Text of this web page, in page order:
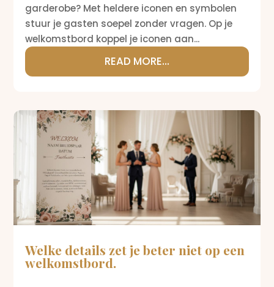
garderobe? Met heldere iconen en symbolen
stuur je gasten soepel zonder vragen. Op je
welkomstbord koppel je iconen aan...
READ MORE...
Welke details zet je beter niet op een
welkomstbord.